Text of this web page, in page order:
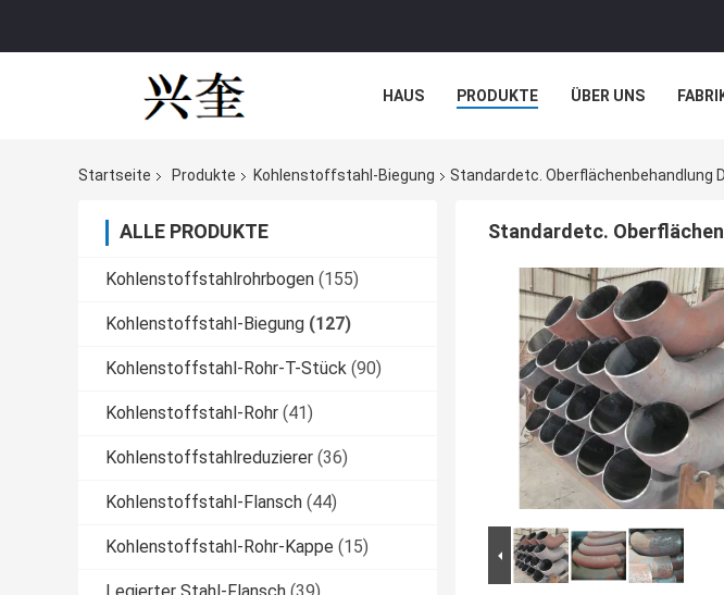
HAUS PRODUKTE ÜBER UNS
Startseite
Produkte Kohlenstoffstahl-Biegung Standardetc. Oberflächenbehandlung
ALLE PRODUKTE
Kohlenstoffstahlrohrbogen (155)
Kohlenstoffstahl-Biegung (127)
Kohlenstoffstahl-Rohr-T-Stück (90)
Kohlenstoffstahl-Rohr (41)
Kohlenstoffstahlreduzierer (36)
Kohlenstoffstahl-Flansch (44)
Kohlenstoffstahl-Rohr-Kappe (15)
Standardetc.